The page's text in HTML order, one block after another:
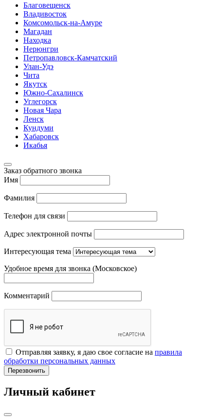
Благовещенск
Владивосток
Комсомольск-на-Амуре
Магадан
Находка
Нерюнгри
Петропавловск-Камчатский
Улан-Удэ
Чита
Якутск
Южно-Сахалинск
Углегорск
Новая Чара
Ленск
Кундуми
Хабаровск
Икабья
Заказ обратного звонка
Имя
Фамилия
Телефон для связи
Адрес электронной почты
Интересующая тема
Удобное время для звонка (Московское)
Комментарий
Отправляя заявку, я даю свое согласие на правила
обработки персональных данных
Перезвонить
Личный кабинет